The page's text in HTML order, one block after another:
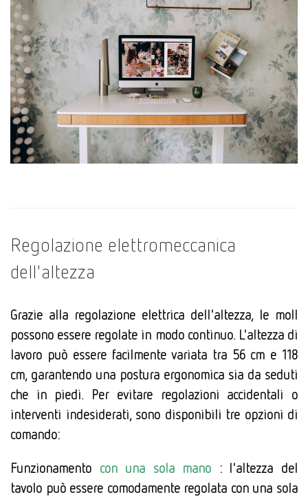
Regolazione elettromeccanica
dell'altezza
Grazie alla regolazione elettrica dell'altezza, le moll
possono essere regolate in modo continuo. L'altezza di
lavoro può essere facilmente variata tra 56 cm e 118
cm, garantendo una postura ergonomica sia da seduti
che in piedi. Per evitare regolazioni accidentali o
interventi indesiderati, sono disponibili tre opzioni di
comando:
Funzionamento con una sola mano : l'altezza del
tavolo può essere comodamente regolata con una sola